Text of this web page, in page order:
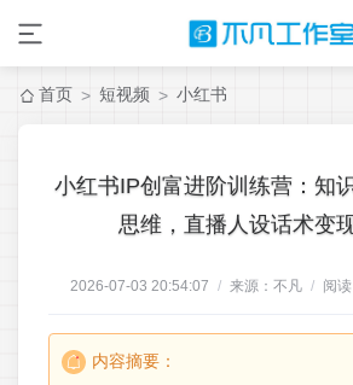
首页 > 短视频 > 小红书
小红书IP创富进阶训练营：知
思维，直播人设话术变
2026-07-03 20:54:07 / 来源：不凡 / 阅读
内容摘要：